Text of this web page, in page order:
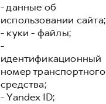
- данные об
использовании сайта;
- куки - файлы;
-
идентификационный
номер транспортного
средства;
- Yandex ID;